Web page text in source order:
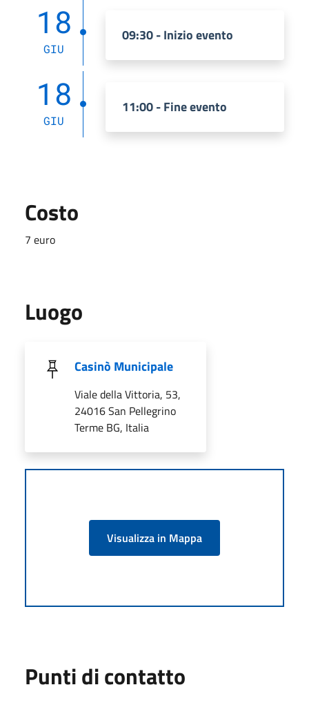
18
GIU
09:30 - Inizio evento
18
GIU
11:00 - Fine evento
Costo
7 euro
Luogo
Casinò Municipale
Viale della Vittoria, 53,
24016 San Pellegrino
Terme BG, Italia
Visualizza in Mappa
Punti di contatto